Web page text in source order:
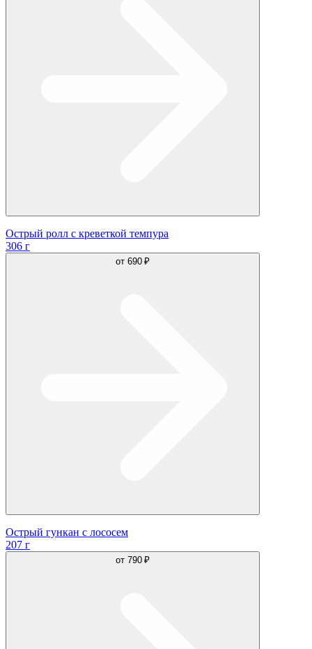
Острый ролл с креветкой темпура
306 г
от 690 ₽
Острый гункан с лососем
207 г
от 790 ₽